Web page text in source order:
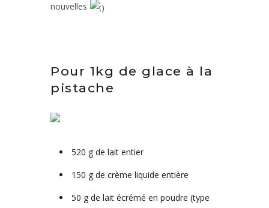
nouvelles
Pour 1kg de glace à la
pistache
520 g de lait entier
150 g de crème liquide entière
50 g de lait écrémé en poudre (type